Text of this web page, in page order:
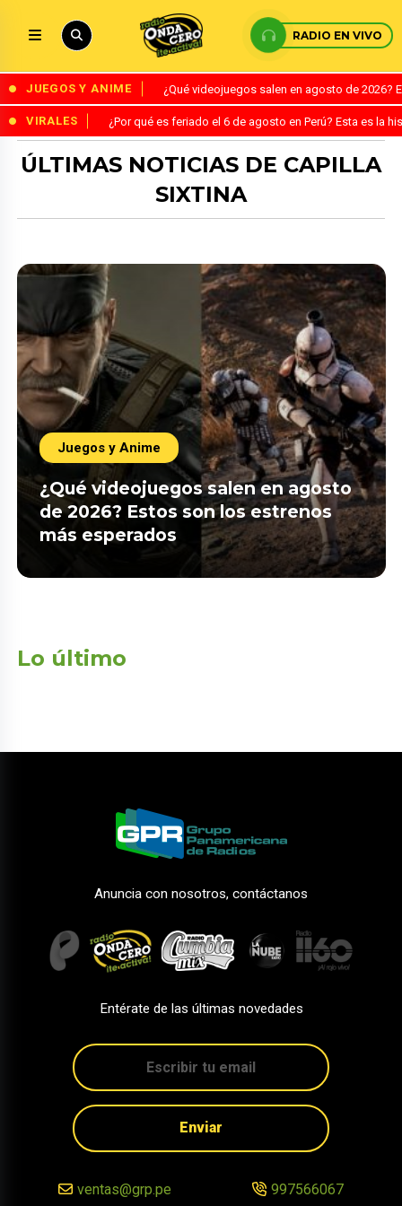
RADIO EN VIVO
JUEGOS Y ANIME ¿Qué videojuegos salen en agosto de
VIRALES ¿Por qué es feriado el 6 de agosto en Perú? Esta es la
ÚLTIMAS NOTICIAS DE CAPILLA
SIXTINA
Juegos y Anime
¿Qué videojuegos salen en agosto
de 2026? Estos son los estrenos
más esperados
Lo último
Anuncia con nosotros, contáctanos
Entérate de las últimas novedades
Enviar
ventas@grp.pe 997566067